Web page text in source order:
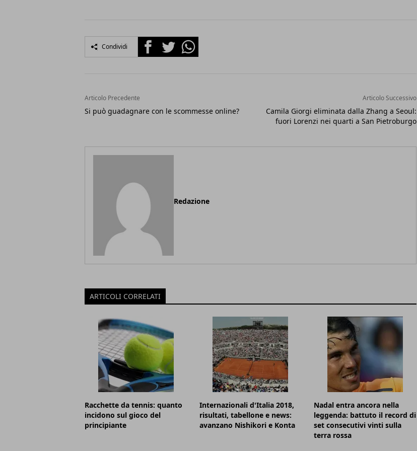
Condividi FacebookTwitterWhatsapp
Articolo Precedente
Si può guadagnare con le scommesse online?
Articolo Successivo
Camila Giorgi eliminata dalla Zhang a Seoul:
fuori Lorenzi nei quarti a San Pietroburgo
Redazione
ARTICOLI CORRELATI
Racchette da tennis: quanto
incidono sul gioco del
principiante
Internazionali d'Italia 2018,
risultati, tabellone e news:
avanzano Nishikori e Konta
Nadal entra ancora nella
leggenda: battuto il record di
set consecutivi vinti sulla
terra rossa